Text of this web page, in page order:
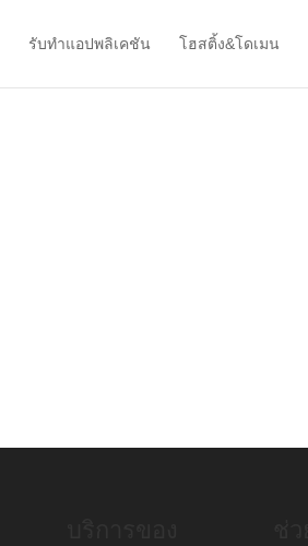
รับทำแอปพลิเคชัน โฮสติ้ง&โดเมน